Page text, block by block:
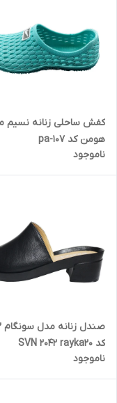
کفش ساحلی زنانه نسیم
هومن کد pa-107
ناموجود
کد SVN 2042 rayka20
ناموجود